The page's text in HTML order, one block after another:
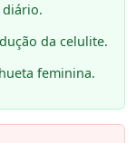
da celulite.
feminina.